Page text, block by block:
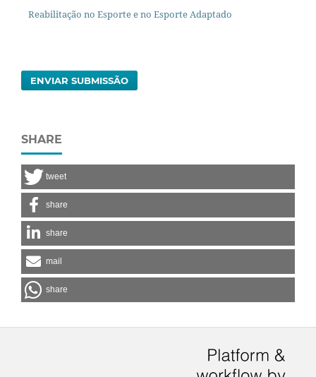
Reabilitação no Esporte e no Esporte Adaptado
ENVIAR SUBMISSÃO
SHARE
tweet
share
share
mail
share